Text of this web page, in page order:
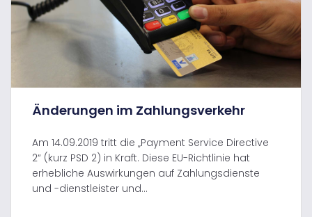
Änderungen im Zahlungsverkehr
Am 14.09.2019 tritt die „Payment Service Directive
2“ (kurz PSD 2) in Kraft. Diese EU-Richtlinie hat
erhebliche Auswirkungen auf Zahlungsdienste
und -dienstleister und...